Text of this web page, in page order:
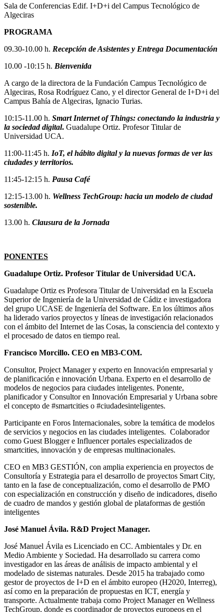
Sala de Conferencias Edif. I+D+i del Campus Tecnológico de
Algeciras
PROGRAMA
09.30-10.00 h. Recepción de Asistentes y Entrega Documentación
10.00 -10:15 h. Bienvenida
A cargo de la directora de la Fundación Campus Tecnológico de
Algeciras, Rosa Rodríguez Cano, y el director General de I+D+i del
Campus Bahía de Algeciras, Ignacio Turias.
10:15-11.00 h. Smart Internet of Things: conectando la industria y
la sociedad digital. Guadalupe Ortiz. Profesor Titular de
Universidad UCA.
11:00-11:45 h. IoT, el hábito digital y la nuevas formas de ver las
ciudades y territorios.
11:45-12:15 h. Pausa Café
12:15-13.00 h. Wellness TechGroup: hacia un modelo de ciudad
sostenible.
13.00 h. Clausura de la Jornada
PONENTES
Guadalupe Ortiz. Profesor Titular de Universidad UCA.
Guadalupe Ortiz es Profesora Titular de Universidad en la Escuela
Superior de Ingeniería de la Universidad de Cádiz e investigadora
del grupo UCASE de Ingeniería del Software. En los últimos años
ha liderado varios proyectos y líneas de investigación relacionados
con el ámbito del Internet de las Cosas, la consciencia del contexto y
el procesado de datos en tiempo real.
Francisco Morcillo. CEO en MB3-COM.
Consultor, Project Manager y experto en Innovación empresarial y
de planificación e innovación Urbana. Experto en el desarrollo de
modelos de negocios para ciudades inteligentes. Ponente,
planificador y Consultor en Innovación Empresarial y Urbana sobre
el concepto de #smartcities o #ciudadesinteligentes.
Participante en Foros Internacionales, sobre la temática de modelos
de servicios y negocios en las ciudades inteligentes. Colaborador
como Guest Blogger e Influencer portales especializados de
smartcities, innovación y de empresas multinacionales.
CEO en MB3 GESTIÓN, con amplia experiencia en proyectos de
Consultoría y Estrategia para el desarrollo de proyectos Smart City,
tanto en la fase de conceptualización, como el desarrollo de PMO
con especialización en construcción y diseño de indicadores, diseño
de cuadro de mandos y gestión global de plataformas de gestión
inteligentes
José Manuel Ávila. R&D Project Manager.
José Manuel Ávila es Licenciado en CC. Ambientales y Dr. en
Medio Ambiente y Sociedad. Ha desarrollado su carrera como
investigador en las áreas de análisis de impacto ambiental y el
modelado de sistemas naturales. Desde 2015 ha trabajado como
gestor de proyectos de I+D en el ámbito europeo (H2020, Interreg),
así como en la preparación de propuestas en ICT, energía y
transporte. Actualmente trabaja como Project Manager en Wellness
TechGroup, donde es coordinador de proyectos europeos en el